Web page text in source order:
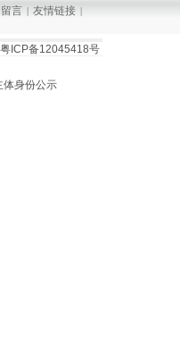
言 | 友情链接 |
粤ICP备12045418号